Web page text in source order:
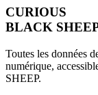
CURIOUS
BLACK
Toutes les données
numérique,
SHEEP.